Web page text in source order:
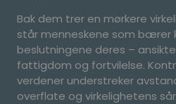
Bak dem trer en mørkere
står menneskene som bærer
beslutningene deres –
fattigdom og fortvilelse.
verdener understreker
overflate og virkelighetens